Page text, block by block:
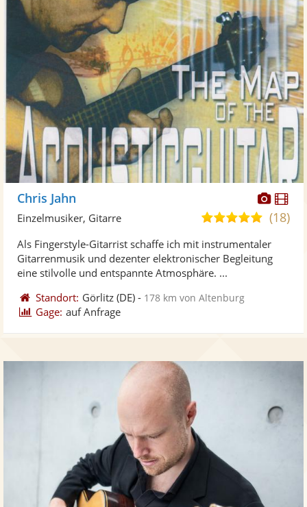
Chris Jahn
4,9
5
Sternen
(18)
Einzelmusiker, Gitarre
Als Fingerstyle-Gitarrist schaffe ich mit instrumentaler
Gitarrenmusik und dezenter elektronischer Begleitung
eine stilvolle und entspannte Atmosphäre. ...
Standort: Görlitz (DE) - 178 km von Altenburg
Gage: auf Anfrage